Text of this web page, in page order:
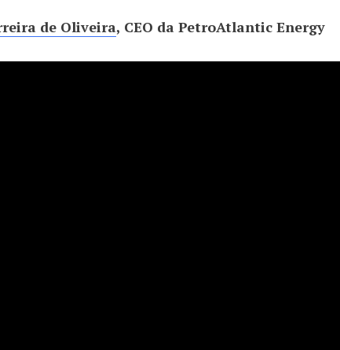
de Oliveira, CEO da PetroAtlantic Energy